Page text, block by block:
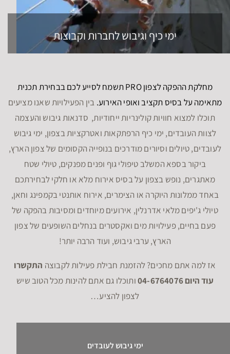
ימי כיף וגיבוש לחברות וקבוצות
מחלקת ההפקה לצפון PRO תשמח לסייע לכם בבחירת תכנית
מתאימה על בסיס תקציב ואופי האירוע. בין הפעילויות שאנו מציעים
תוכלו למצוא חוויות קולינריות ייחודיות, סדנאות גיבוש והעצמה
לצוות העובדים, ימי כיף הרפתקאות ואטרקציות בצפון, ימי גיבוש
לעובדים, טיולים וסיורים מודרכים בנופייה הקסומים של צפון הארץ,
ביקור בספא המשלב טיפולי גוף ופנים מפנקים, טיולי שטח
מאתגרים, נופש בצפון על בסיס אירוח מלא או חלקי לבחירתכם
באחד ממלונות היוקרה או הצימרים, אירוח אותנטי בקמפינג וחאן,
טיולי ג'יפים מלאי אדרנלין, אירועים מיוחדים ומסיבות בהפקה של
פעם בחיים, פעילויות מים ואקסטרים בנחלים השופעים של צפון
הארץ, ערבי גיבוש, ועוד הרבה יותר!
אז למה אתם מחכים? להזמנת חבילת פעילות לקבוצה התקשרו
עוד היום 04-6764076
ותוכלו גם אתם להינות מכל הטוב שיש
לצפון להציע…
ימי גיבוש לעובדים